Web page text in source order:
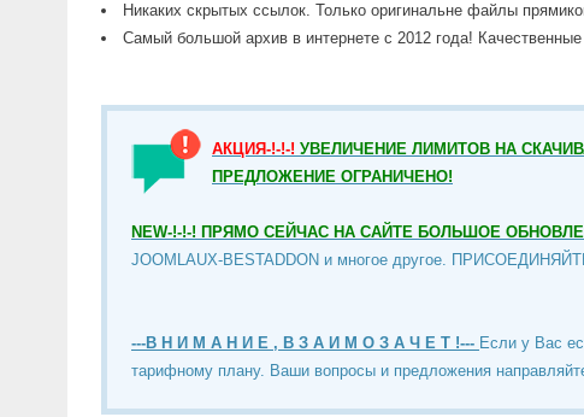
Никаких скрытых ссылок. Только оригинальне файлы
Самый большой архив в интернете с 2012 года!
АКЦИЯ-!-!-! УВЕЛИЧЕНИЕ ЛИМИТОВ НА
ПРЕДЛОЖЕНИЕ ОГРАНИЧЕНО!
NEW-!-!-! ПРЯМО СЕЙЧАС НА САЙТЕ БОЛЬШОЕ
JOOMLAUX-BESTADDON и многое другое.
---В Н И М А Н И Е , В З А И М О З А Ч Е Т !--- Если у Вас
тарифному плану. Ваши вопросы и предложения